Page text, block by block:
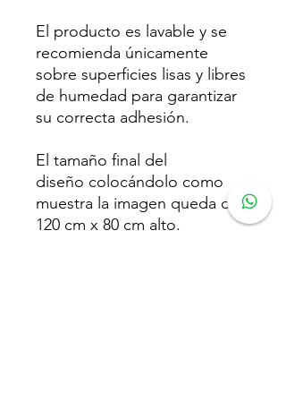
El producto es lavable y se
recomienda únicamente
sobre superficies lisas y libres
de humedad para garantizar
su correcta adhesión.
El tamaño final del
diseño colocándolo como
muestra la imagen queda de
120 cm x 80 cm alto.